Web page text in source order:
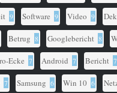
9 Software 9 Video 9
Betrug 8 Googlebericht 8
Ecke 7 Android 7 Bericht 7
7 Samsung 6 Win 10 6